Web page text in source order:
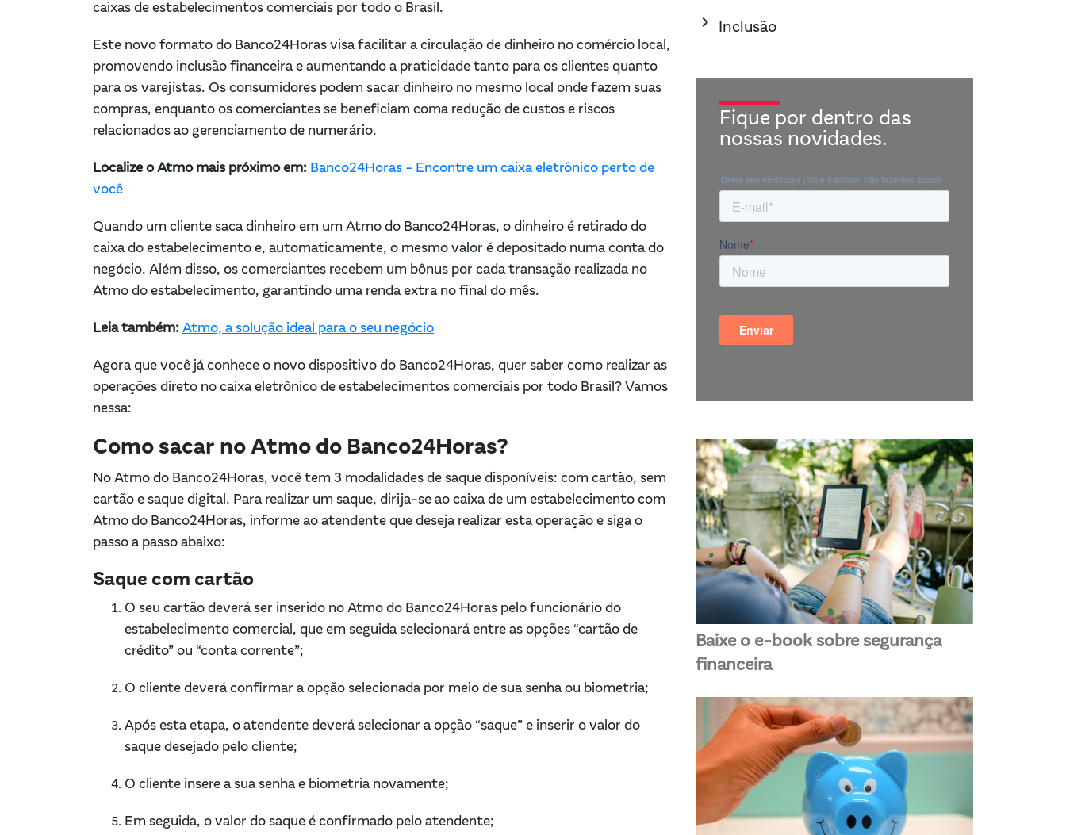
caixas de estabelecimentos comerciais por todo o Brasil.
Este novo formato do Banco24Horas visa facilitar a circulação de dinheiro no comércio local,
promovendo inclusão financeira e aumentando a praticidade tanto para os clientes quanto
para os varejistas. Os consumidores podem sacar dinheiro no mesmo local onde fazem suas
compras, enquanto os comerciantes se beneficiam coma redução de custos e riscos
relacionados ao gerenciamento de numerário​.
Localize o Atmo mais próximo em: Banco24Horas - Encontre um caixa eletrônico perto de
você
Quando um cliente saca dinheiro em um Atmo do Banco24Horas, o dinheiro é retirado do
caixa do estabelecimento e, automaticamente, o mesmo valor é depositado numa conta do
negócio. Além disso, os comerciantes recebem um bônus por cada transação realizada no
Atmo do estabelecimento, garantindo uma renda extra no final do mês.
Leia também: Atmo, a solução ideal para o seu negócio
Agora que você já conhece o novo dispositivo do Banco24Horas, quer saber como realizar as
operações direto no caixa eletrônico de estabelecimentos comerciais por todo Brasil? Vamos
nessa:
Como sacar no Atmo do Banco24Horas?
No Atmo do Banco24Horas, você tem 3 modalidades de saque disponíveis: com cartão, sem
cartão e saque digital. Para realizar um saque, dirija-se ao caixa de um estabelecimento com
Atmo do Banco24Horas, informe ao atendente que deseja realizar esta operação e siga o
passo a passo abaixo:
Saque com cartão
O seu cartão deverá ser inserido no Atmo do Banco24Horas pelo funcionário do
estabelecimento comercial, que em seguida selecionará entre as opções “cartão de
crédito” ou “conta corrente”;
O cliente deverá confirmar a opção selecionada por meio de sua senha ou biometria;
Após esta etapa, o atendente deverá selecionar a opção “saque” e inserir o valor do
saque desejado pelo cliente;
O cliente insere a sua senha e biometria novamente;
Em seguida, o valor do saque é confirmado pelo atendente;
keyboard_arrow_right Inclusão
Fique por dentro das
nossas novidades.
Baixe o e-book sobre segurança
financeira